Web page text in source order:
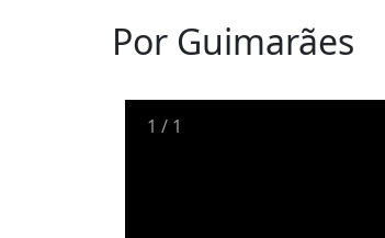
Por Guimarães
1 / 1